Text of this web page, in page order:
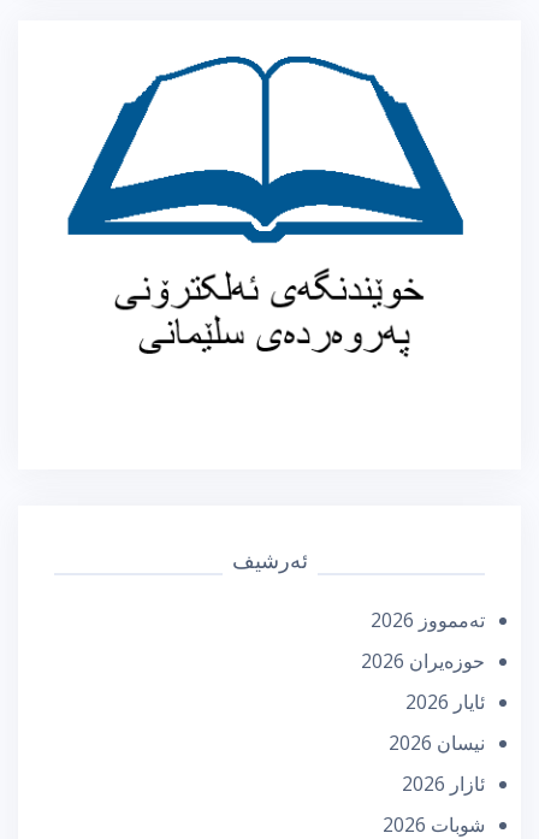
ئەرشیف
تەممووز 2026
حوزه‌یران 2026
ئایار 2026
نیسان 2026
ئازار 2026
شوبات 2026